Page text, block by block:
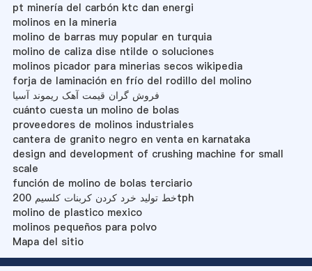
pt minería del carbón ktc dan energi
molinos en la mineria
molino de barras muy popular en turquia
molino de caliza dise ntilde o soluciones
molinos picador para minerias secos wikipedia
forja de laminación en frío del rodillo del molino
فروش گران قیمت آهک ریموند آسیا
cuánto cuesta un molino de bolas
proveedores de molinos industriales
cantera de granito negro en venta en karnataka
design and development of crushing machine for small
scale
función de molino de bolas terciario
خط تولید خرد کردن کربنات کلسیم 200tph
molino de plastico mexico
molinos pequeños para polvo
Mapa del sitio